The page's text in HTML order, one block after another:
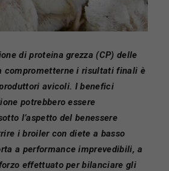
di proteina grezza (CP) delle
comprometterne i risultati finali è
avicoli. I benefici
potrebbero essere
l’aspetto del benessere
i broiler con diete a basso
a performance imprevedibili, a
effettuato per bilanciare gli